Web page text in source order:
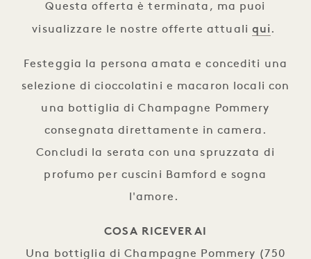
Questa offerta è terminata, ma puoi
visualizzare le nostre offerte attualiqui .
Festeggia la persona amata e concediti una
selezione di cioccolatini e macaron locali con
una bottiglia di Champagne Pommery
consegnata direttamente in camera.
Concludi la serata con una spruzzata di
profumo per cuscini Bamford e sogna
l'amore.
COSA RICEVERAI
Una bottiglia di Champagne Pommery (750